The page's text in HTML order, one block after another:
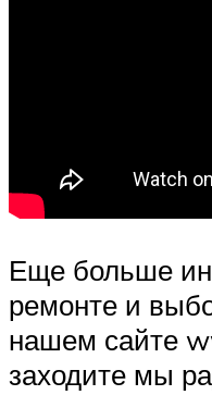
Еще больше
ремонте и
нашем сайте
заходите мы